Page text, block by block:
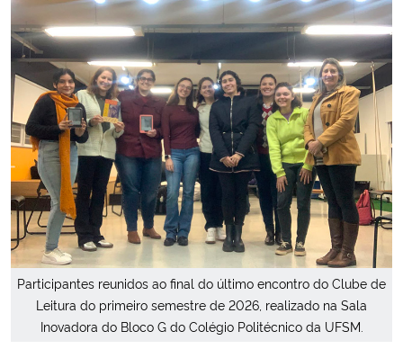
Ministério do Desenvolvimento Regional
Controladoria-Geral da União
Ministério da Mulher, da Família e dos Direitos Humanos
Secretaria-Geral
Secretaria de Governo
Gabinete de Segurança Institucional
Advocacia-Geral da União
Participantes reunidos ao final do último encontro do Clube de
Leitura do primeiro semestre de 2026, realizado na Sala
Inovadora do Bloco G do Colégio Politécnico da UFSM.